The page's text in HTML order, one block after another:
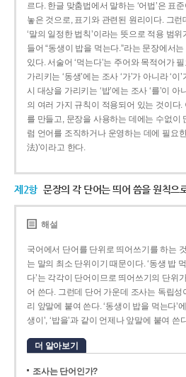
르다. 한글 맞춤법에서 말하는 ‘어법’은 표
놓은 것으로, 표기와 관련된 원리이다. 그런
‘말의 일정한 법칙’이라는 뜻으로 적용 범
들어 “동생이 밥을 먹는다.”라는 문장에서
있다. 서술어 ‘먹는다’는 주어와 목적어가
가리키는 ‘동생’에는 조사 ‘가’가 아니라 ‘이
시 대상을 가리키는 ‘밥’에는 조사 ‘를’이 아
의 여러 가지 규칙이 적용되어 있는 것이다.
를 만들고, 문장을 사용하는 데에는 수없이
럼 언어를 조직하거나 운영하는 데에 필요
法)’이라고 한다.
제2항 문장의 각 단어는 띄어 씀을 원칙으
해설
국어에서 단어를 단위로 띄어쓰기를 하는
는 말의 최소 단위이기 때문이다. ‘동생 밥 먹
다’는 각각이 단어이므로 띄어쓰기의 단위
어 쓴다. 그런데 단어 가운데 조사는 독립
리 앞말에 붙여 쓴다. ‘동생이 밥을 먹는다’에
생이’, ‘밥을’과 같이 언제나 앞말에 붙여 쓴
더 알아보기
조사는 단어인가?